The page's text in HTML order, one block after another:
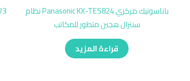
باناسونيك مركزي Panasonic KX-TES824 نظام
سنترال هجين متطور للمكاتب
قراءة المزيد